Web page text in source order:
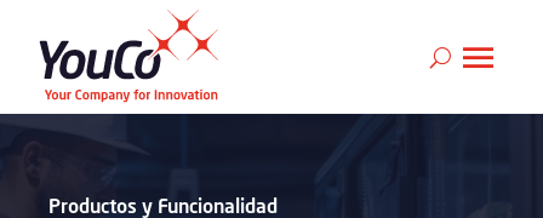
Productos y Funcionalidad